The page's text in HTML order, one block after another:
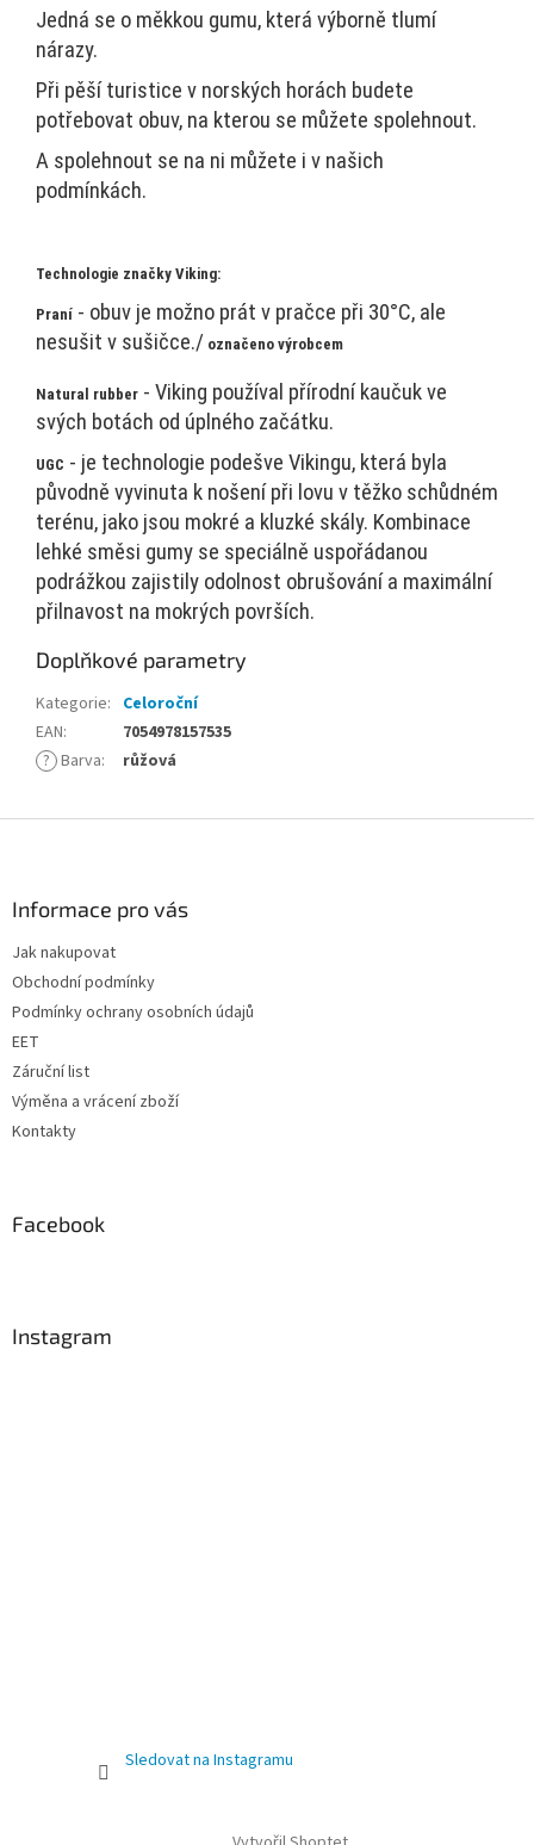
Jedná se o měkkou gumu, která výborně tlumí
nárazy.
Při pěší turistice v norských horách budete
potřebovat obuv, na kterou se můžete spolehnout.
A spolehnout se na ni můžete i v našich
podmínkách.
Technologie značky Viking:
Praní - obuv je možno prát v pračce při 30°C, ale
nesušit v sušičce./ označeno výrobcem
Natural rubber - Viking používal přírodní kaučuk ve
svých botách od úplného začátku.
UGC - je technologie podešve Vikingu, která byla
původně vyvinuta k nošení při lovu v těžko schůdném
terénu, jako jsou mokré a kluzké skály. Kombinace
lehké směsi gumy se speciálně uspořádanou
podrážkou zajistily odolnost obrušování a maximální
přilnavost na mokrých površích.
Doplňkové parametry
Kategorie: Celoroční
EAN:
7054978157535
? Barva: růžová
Informace pro vás
Jak nakupovat
Obchodní podmínky
Podmínky ochrany osobních údajů
EET
Záruční list
Výměna a vrácení zboží
Kontakty
Facebook
Instagram
Sledovat na Instagramu